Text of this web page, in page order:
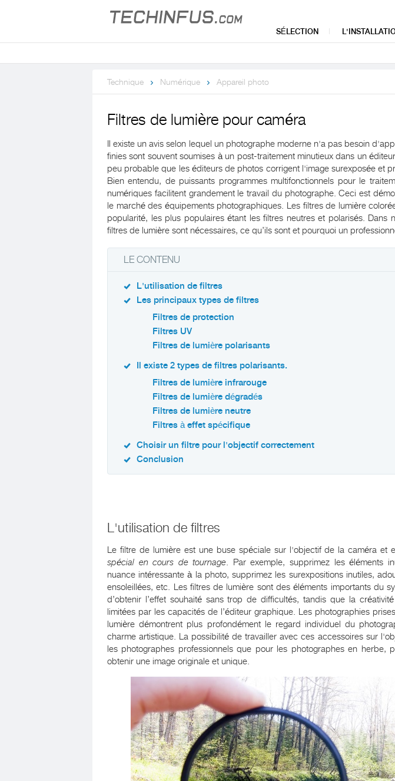
SÉLECTION
Technique Numérique Appareil photo
Filtres de lumière pour caméra
Il existe un avis selon lequel un photographe moderne n'a pas besoin
finies sont souvent soumises à un post-traitement minutieux dans un
peu probable que les éditeurs de photos corrigent l'image surexposée et
Bien entendu, de puissants programmes multifonctionnels pour le
numériques facilitent grandement le travail du photographe. Ceci est
le marché des équipements photographiques. Les filtres de lumière
popularité, les plus populaires étant les filtres neutres et polarisés. Dans
filtres de lumière sont nécessaires, ce qu’ils sont et pourquoi un
LE CONTENU
L'utilisation de filtres
Les principaux types de filtres
Filtres de protection
Filtres UV
Filtres de lumière polarisants
Il existe 2 types de filtres polarisants.
Filtres de lumière infrarouge
Filtres de lumière dégradés
Filtres de lumière neutre
Filtres à effet spécifique
Choisir un filtre pour l'objectif correctement
Conclusion
L'utilisation de filtres
Le filtre de lumière est une buse spéciale sur l'objectif de la caméra et
spécial en cours de tournage. Par exemple, supprimez les éléments
nuance intéressante à la photo, supprimez les surexpositions inutiles,
ensoleillées, etc. Les filtres de lumière sont des éléments importants du
d’obtenir l’effet souhaité sans trop de difficultés, tandis que la
limitées par les capacités de l’éditeur graphique. Les photographies
lumière démontrent plus profondément le regard individuel du
charme artistique. La possibilité de travailler avec ces accessoires sur
les photographes professionnels que pour les photographes en herbe,
obtenir une image originale et unique.